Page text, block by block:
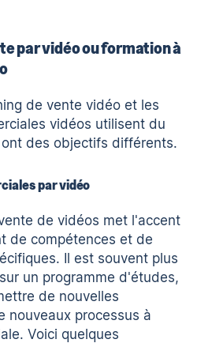
par vidéo ou formation à
de vente vidéo et les
vidéos utilisent du
des objectifs différents.
par vidéo
de vidéos met l'accent
de compétences et de
Il est souvent plus
un programme d'études,
de nouvelles
nouveaux processus à
Voici quelques